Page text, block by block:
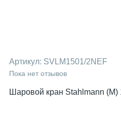
Артикул: SVLM1501/2NEF
Пока нет отзывов
Шаровой кран Stahlmann (M)